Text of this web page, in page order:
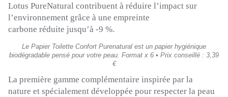
Lotus PureNatural contribuent à réduire l’impact sur
l’environnement grâce à une empreinte
carbone réduite jusqu’à -9 %.
Le Papier Toilette Confort Purenatural est un papier hygiénique
biodégradable pensé pour votre peau. Format x 6 • Prix conseillé : 3,39
€
La première gamme complémentaire inspirée par la
nature et spécialement développée pour respecter la peau